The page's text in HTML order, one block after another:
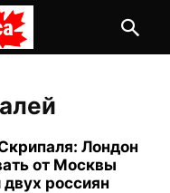
Лондон
от Москвы
россиян